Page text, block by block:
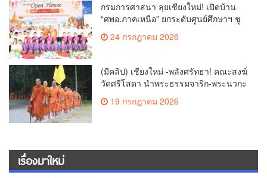
กรมการศาสนา ลุยเชียงใหม่! เปิดบ้าน
“ศพอ.ภาคเหนือ” ยกระดับศูนย์ศึกษาฯ ชู
เวทีบรรยายธรรมสร้างทุนชีวิตเยาวชน
24 กรกฎาคม 2026
(มีคลิป) เชียงใหม่ -พลังศรัทธา! คณะสงฆ์
วัดศรีโสดา นำพระธรรมจาริก-พระนวกะ
ยาตราตามรอยครูบาศรีวิชัย วาระ 150 ปี
19 กรกฎาคม 2026
เรื่องมาใหม่